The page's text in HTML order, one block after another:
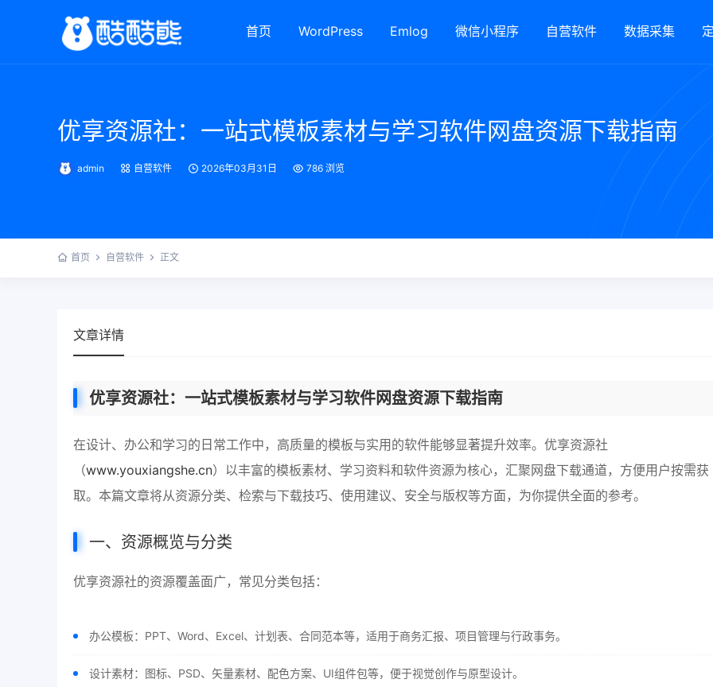
首页 WordPress Emlog 微信小程序 自营软件 数据采集
优享资源社：一站式模板素材与学习软件网盘资源下载指南
admin 自营软件 2026年03月31日 786 浏览
首页 自营软件 正文
文章详情
优享资源社：一站式模板素材与学习软件网盘资源下载指南
在设计、办公和学习的日常工作中，高质量的模板与实用的软件能够显著提升效率。优享资源社
（www.youxiangshe.cn）以丰富的模板素材、学习资料和软件资源为核心，汇聚网盘下载通道，方便用户按需获
取。本篇文章将从资源分类、检索与下载技巧、使用建议、安全与版权等方面，为你提供全面的参考。
一、资源概览与分类
优享资源社的资源覆盖面广，常见分类包括：
办公模板：PPT、Word、Excel、计划表、合同范本等，适用于商务汇报、项目管理与行政事务。
设计素材：图标、PSD、矢量素材、配色方案、UI组件包等，便于视觉创作与原型设计。